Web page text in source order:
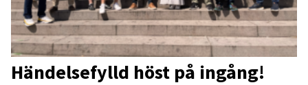
Händelsefylld höst på ingång!